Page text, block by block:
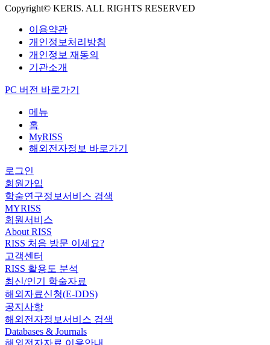
Copyright© KERIS. ALL RIGHTS RESERVED
이용약관
개인정보처리방침
개인정보 재동의
기관소개
PC 버전 바로가기
메뉴
홈
MyRISS
해외전자정보 바로가기
로그인
회원가입
학술연구정보서비스 검색
MYRISS
회원서비스
About RISS
RISS 처음 방문 이세요?
고객센터
RISS 활용도 분석
최신/인기 학술자료
해외자료신청(E-DDS)
공지사항
해외전자정보서비스 검색
Databases & Journals